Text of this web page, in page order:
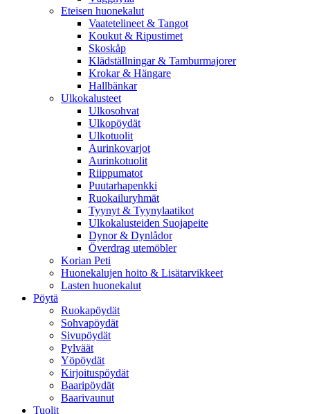
Eteisen huonekalut
Vaatetelineet & Tangot
Koukut & Ripustimet
Skoskåp
Klädställningar & Tamburmajorer
Krokar & Hängare
Hallbänkar
Ulkokalusteet
Ulkosohvat
Ulkopöydät
Ulkotuolit
Aurinkovarjot
Aurinkotuolit
Riippumatot
Puutarhapenkki
Ruokailuryhmät
Tyynyt & Tyynylaatikot
Ulkokalusteiden Suojapeite
Dynor & Dynlådor
Överdrag utemöbler
Korian Peti
Huonekalujen hoito & Lisätarvikkeet
Lasten huonekalut
Pöytä
Ruokapöydät
Sohvapöydät
Sivupöydät
Pylväät
Yöpöydät
Kirjoituspöydät
Baaripöydät
Baarivaunut
Tuolit